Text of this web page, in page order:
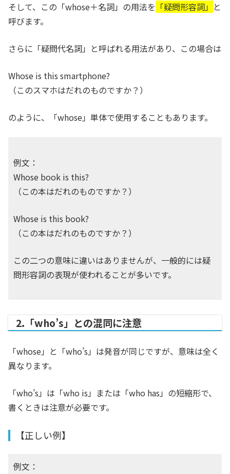
そして、この「whose＋名詞」の用法を 「疑問形容詞」 と
呼びます。
さらに「疑問代名詞」と呼ばれる用法があり、この場合は
Whose is this smartphone?
（このスマホはだれのものですか？）
のように、「whose」単体で使用することもあります。
例文：
Whose book is this?
（この本はだれのものですか？）
Whose is this book?
（この本はだれのものですか？）
この二つの意味に違いはありませんが、一般的には疑
問形容詞の表現が使われることが多いです。
2.「who’s」との混同に注意
「whose」と「who’s」は発音が同じですが、意味は全く
異なります。
「who’s」は「who is」または「who has」の短縮形で、
書くときは注意が必要です。
【正しい例】
例文：